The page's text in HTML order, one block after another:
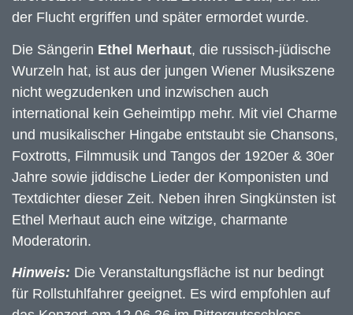
der Flucht ergriffen und später ermordet wurde.
Die Sängerin Ethel Merhaut, die russisch-jüdische
Wurzeln hat, ist aus der jungen Wiener Musikszene
nicht wegzudenken und inzwischen auch
international kein Geheimtipp mehr. Mit viel Charme
und musikalischer Hingabe entstaubt sie Chansons,
Foxtrotts, Filmmusik und Tangos der 1920er & 30er
Jahre sowie jiddische Lieder der Komponisten und
Textdichter dieser Zeit. Neben ihren Singkünsten ist
Ethel Merhaut auch eine witzige, charmante
Moderatorin.
Hinweis: Die Veranstaltungsfläche ist nur bedingt
für Rollstuhlfahrer geeignet. Es wird empfohlen auf